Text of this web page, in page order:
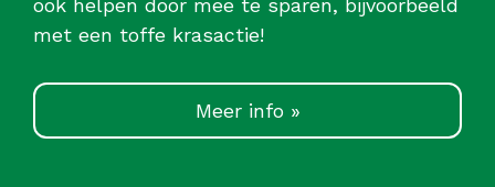
ook helpen door mee te sparen, bijvoorbeeld
met een toffe krasactie!
Meer info »